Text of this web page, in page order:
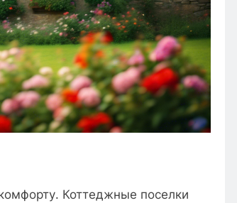
Коттеджные поселки